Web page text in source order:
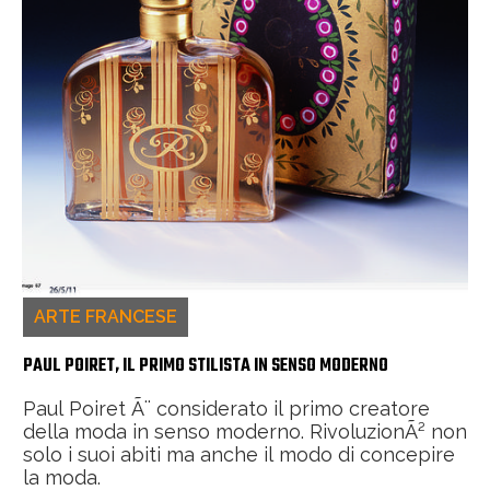
ARTE FRANCESE
PAUL POIRET, IL PRIMO STILISTA IN SENSO MODERNO
Paul Poiret Ã¨ considerato il primo creatore
della moda in senso moderno. RivoluzionÃ² non
solo i suoi abiti ma anche il modo di concepire
la moda.